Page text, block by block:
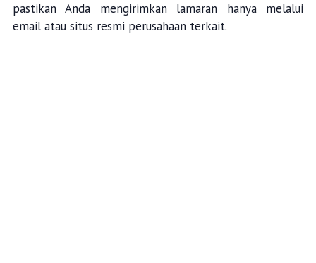
pastikan Anda mengirimkan lamaran hanya melalui
email atau situs resmi perusahaan terkait.